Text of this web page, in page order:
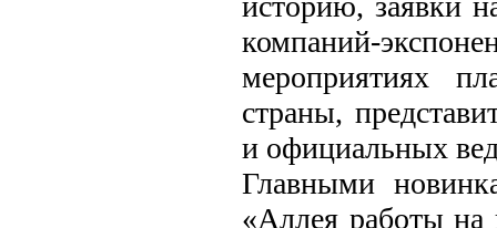
компаний-
мероприятиях
страны,
и официальных
Главными
«Аллея работы на